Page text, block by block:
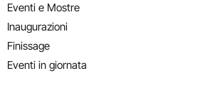
Eventi e Mostre
Inaugurazioni
Finissage
Eventi in giornata